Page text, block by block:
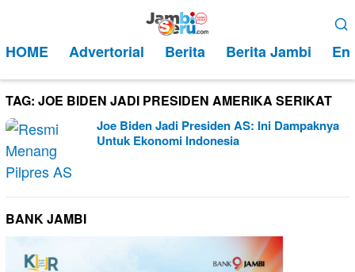
kontenMobile
HOME Advertorial Berita Berita Jambi
TAG: JOE BIDEN JADI PRESIDEN AMERIKA SERIKAT
Joe Biden Jadi Presiden AS: Ini Dampaknya
Untuk Ekonomi Indonesia
BANK JAMBI